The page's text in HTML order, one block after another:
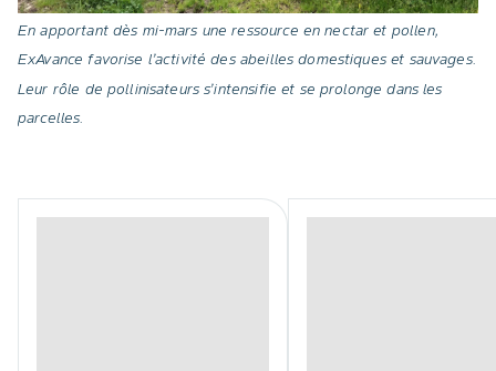
En apportant dès mi-mars une ressource en nectar et pollen,
ExAvance favorise l’activité des abeilles domestiques et sauvages.
Leur rôle de pollinisateurs s’intensifie et se prolonge dans les
parcelles.